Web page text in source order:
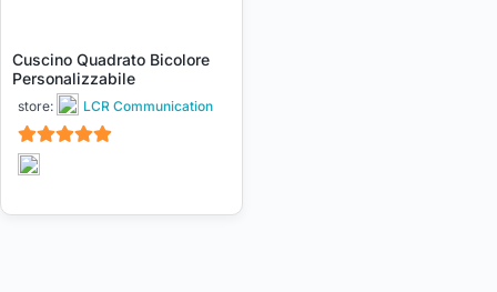
Cuscino Quadrato Bicolore
Personalizzabile
store: LCR Communication
5